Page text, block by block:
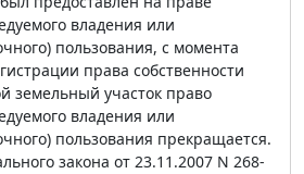
владения или
пользования, с момента
права собственности
земельный участок право
владения или
пользования прекращается.
закона от 23.11.2007 N 268-